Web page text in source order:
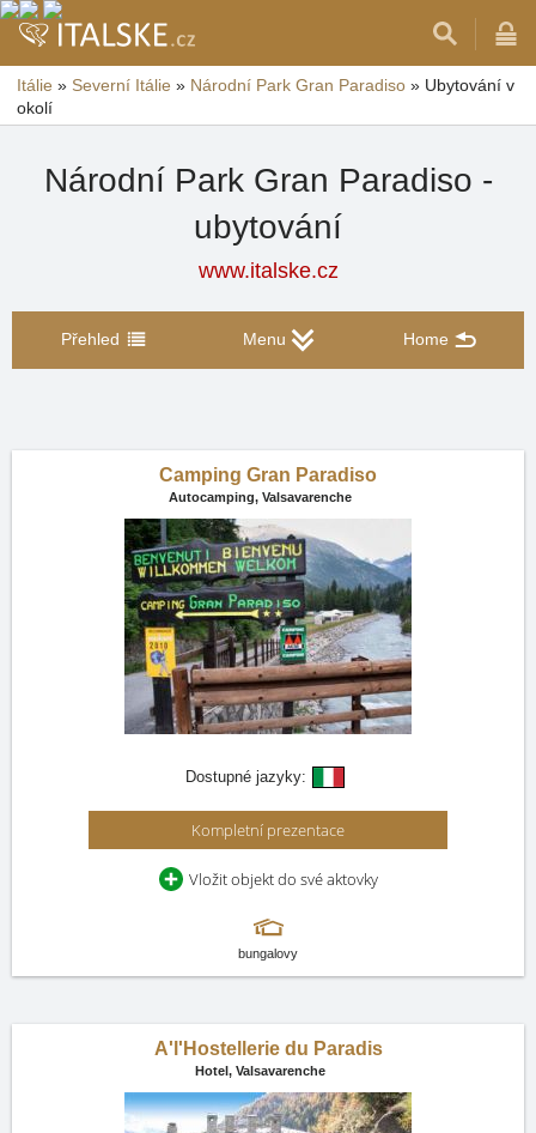
Itálie » Severní Itálie » Národní Park Gran Paradiso » Ubytování v
okolí
Národní Park Gran Paradiso -
ubytování
www.italske.cz
Přehled Menu Home
Camping Gran Paradiso
Autocamping, Valsavarenche
Dostupné jazyky:
Kompletní prezentace
Vložit objekt do své aktovky
bungalovy
A'l'Hostellerie du Paradis
Hotel, Valsavarenche